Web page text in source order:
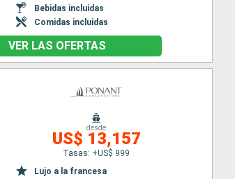
Bebidas incluidas
Comidas incluidas
VER LAS OFERTAS
desde
US$ 13,157
Tasas: +US$ 999
Lujo a la francesa